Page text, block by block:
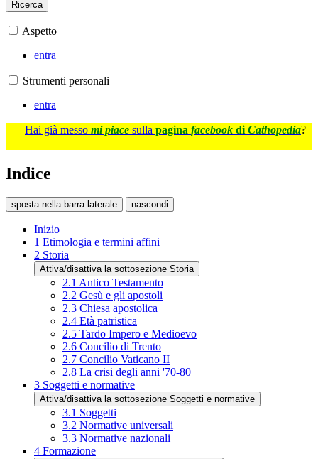
Ricerca
Aspetto
entra
Strumenti personali
entra
Hai già messo mi piace sulla pagina facebook di Cathopedia?
Indice
sposta nella barra laterale nascondi
Inizio
1 Etimologia e termini affini
2 Storia
Attiva/disattiva la sottosezione Storia
2.1 Antico Testamento
2.2 Gesù e gli apostoli
2.3 Chiesa apostolica
2.4 Età patristica
2.5 Tardo Impero e Medioevo
2.6 Concilio di Trento
2.7 Concilio Vaticano II
2.8 La crisi degli anni '70-80
3 Soggetti e normative
Attiva/disattiva la sottosezione Soggetti e normative
3.1 Soggetti
3.2 Normative universali
3.3 Normative nazionali
4 Formazione